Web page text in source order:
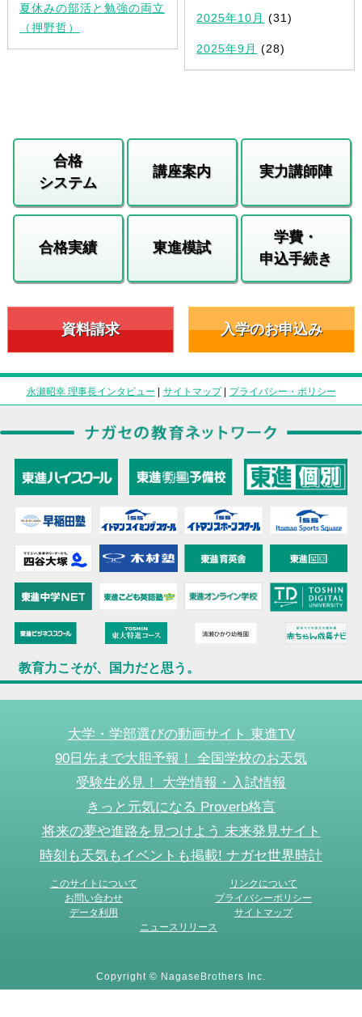
夏休みの部活と勉強の両立
（押野哲）
2025年10月 (31)
2025年9月 (28)
合格
システム
講座案内 実力講師陣
合格実績 東進模試
学費・
申込手続き
資料請求 入学のお申込み
永瀬昭幸 理事長インタビュー | サイトマップ| プライバシー・ポリシー
教育力こそが、国力だと思う。
大学・学部選びの動画サイト 東進TV
90日先まで大胆予報！ 全国学校のお天気
受験生必見！ 大学情報・入試情報
きっと元気になる Proverb格言
将来の夢や進路を見つけよう 未来発見サイト
時刻も天気もイベントも掲載! ナガセ世界時計
このサイトについて
リンクについて
お問い合わせ
プライバシーポリシー
データ利用
サイトマップ
ニュースリリース
Copyright © NagaseBrothers Inc.